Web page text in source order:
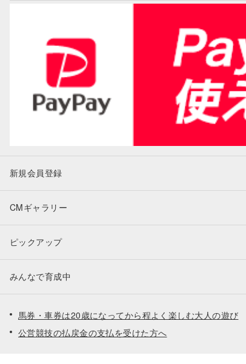
新規会員登録
CMギャラリー
ピックアップ
みんなで育成中
馬券・車券は20歳になってから程よく楽しむ大人の遊び
公営競技の払戻金の支払を受けた方へ